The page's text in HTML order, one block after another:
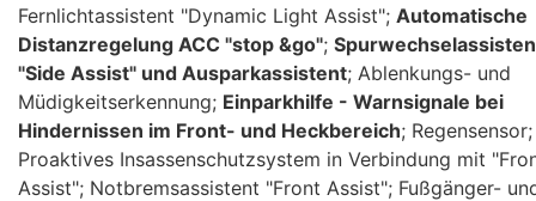
Fernlichtassistent "Dynamic Light Assist"; Automatische
Distanzregelung ACC "stop &go";
"Side Assist" und Ausparkassistent; Ablenkungs- und
Müdigkeitserkennung; Einparkhilfe - Warnsignale bei
Hindernissen im Front- und Heckbereich; Regensensor;
Proaktives Insassenschutzsystem in Verbindung mit
Assist"; Notbremsassistent "Front Assist"; Fußgänger-